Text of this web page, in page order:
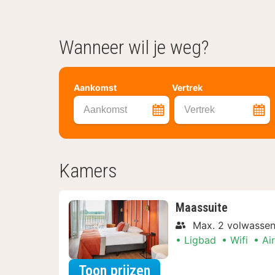
Wanneer wil je weg?
Aankomst Vertrek
Aankomst Vertrek
Kamers
Maassuite
Max. 2
Ligbad
Wifi
Toon prijzen